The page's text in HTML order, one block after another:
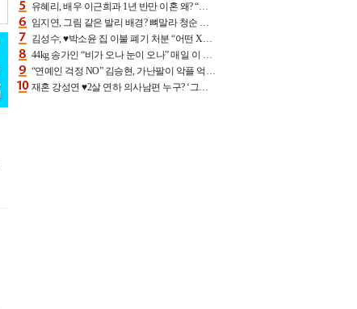
유혜리, 배우 이근희과 1년 반만 이혼 왜? “식칼 꽂고 의자 던져” 충격 폭로(특종)[어제TV]
임지연, 그림 같은 발리 배경? 뼈말라 청순 비키니 핏에 상대 안 되네
김성수, ♥박소윤 집 이불 폐기 처분 “어떤 X이랑 썼을지 몰라” 질투(신랑수업2)[어제TV]
44kg 송가인 “비가 오나 눈이 오나” 매일 이 운동, 허벅지 근육량 상승+체지방 감소
“연예인 걱정 NO” 김승현, 가난팔이 악플 억울할만‥아내+딸과 日 여행
재혼 강성연 ♥2살 연하 의사남편 누구? ‘그알’ 자문의에 훈남 비주얼 초엘리트 스펙 [종합]